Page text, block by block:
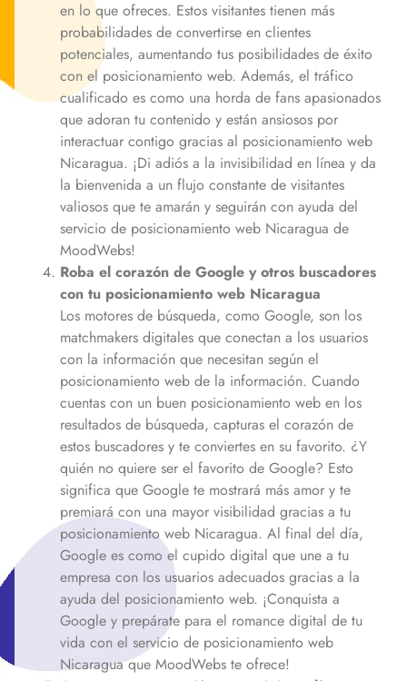
en lo que ofreces. Estos visitantes tienen más
probabilidades de convertirse en clientes
potenciales, aumentando tus posibilidades de éxito
con el posicionamiento web. Además, el tráfico
cualificado es como una horda de fans apasionados
que adoran tu contenido y están ansiosos por
interactuar contigo gracias al posicionamiento web
Nicaragua. ¡Di adiós a la invisibilidad en línea y da
la bienvenida a un flujo constante de visitantes
valiosos que te amarán y seguirán con ayuda del
servicio de posicionamiento web Nicaragua de
MoodWebs!
Roba el corazón de Google y otros buscadores
con tu posicionamiento web Nicaragua
Los motores de búsqueda, como Google, son los
matchmakers digitales que conectan a los usuarios
con la información que necesitan según el
posicionamiento web de la información. Cuando
cuentas con un buen posicionamiento web en los
resultados de búsqueda, capturas el corazón de
estos buscadores y te conviertes en su favorito. ¿Y
quién no quiere ser el favorito de Google? Esto
significa que Google te mostrará más amor y te
premiará con una mayor visibilidad gracias a tu
posicionamiento web Nicaragua. Al final del día,
Google es como el cupido digital que une a tu
empresa con los usuarios adecuados gracias a la
ayuda del posicionamiento web. ¡Conquista a
Google y prepárate para el romance digital de tu
vida con el servicio de posicionamiento web
Nicaraguaque MoodWebs te ofrece!